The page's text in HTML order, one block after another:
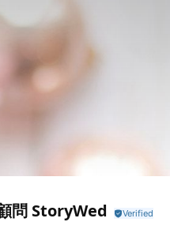
問 StoryWed